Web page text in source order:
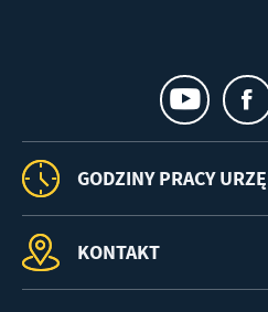
GODZINY PRACY
KONTAKT